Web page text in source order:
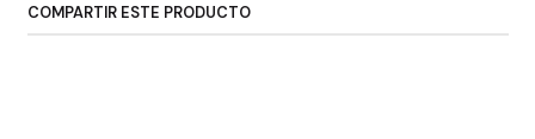
COMPARTIR ESTE PRODUCTO